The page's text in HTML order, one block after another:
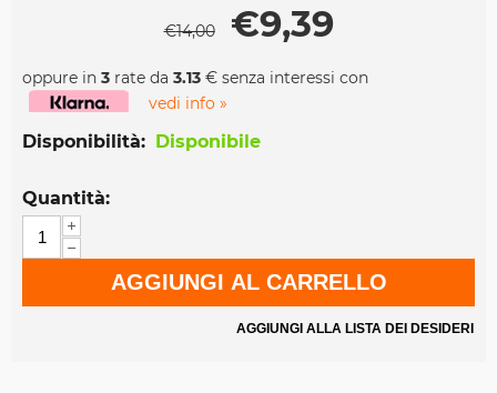
€14,00 €9,39
oppure in 3 rate da 3.13 € senza interessi con
vedi info »
Disponibilità: Disponibile
Quantità:
+
−
AGGIUNGI AL CARRELLO
AGGIUNGI ALLA LISTA DEI DESIDERI